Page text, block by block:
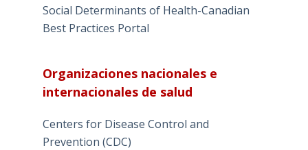
Social Determinants of Health-Canadian
Best Practices Portal
Organizaciones nacionales e
internacionales de salud
Centers for Disease Control and
Prevention (CDC)